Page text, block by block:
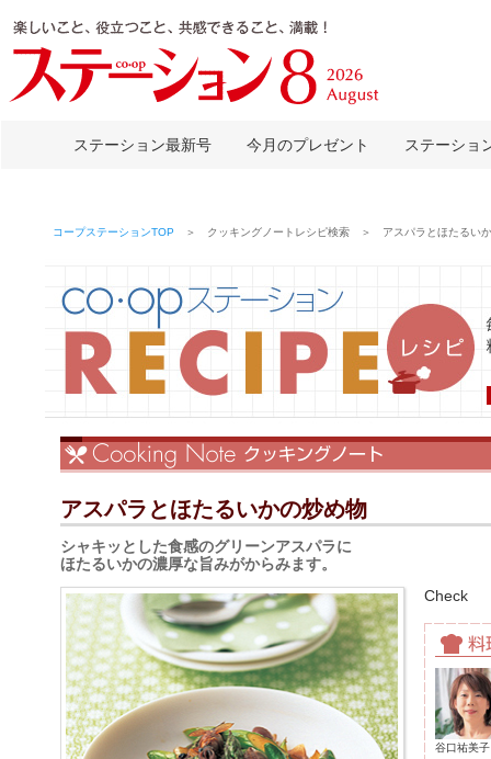
ステーション最新号 今月のプレゼント ステーショ
コープステーションTOP ＞ クッキングノートレシピ検索 ＞ アスパラとほたるいか
アスパラとほたるいかの炒め物
シャキッとした食感のグリーンアスパラに
ほたるいかの濃厚な旨みがからみます。
Check
谷口祐美